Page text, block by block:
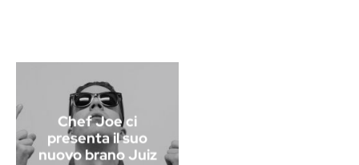
Chef Joe ci
presenta il suo
nuovo brano Juiz